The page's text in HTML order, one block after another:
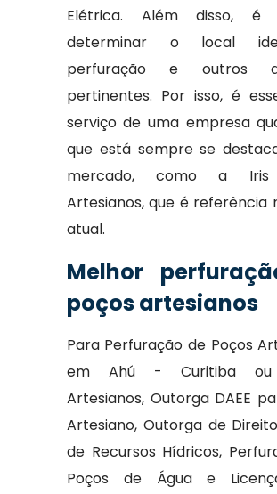
Elétrica. Além disso, é
determinar o local
perfuração e outros
pertinentes. Por isso, é
serviço de uma empresa
que está sempre se
mercado, como a Iris
Artesianos, que é referência
atual.
Melhor
poços artesianos
Para Perfuração de Poços
em Ahú - Curitiba ou
Artesianos, Outorga DAEE
Artesiano, Outorga de
de Recursos Hídricos,
Poços de Água e